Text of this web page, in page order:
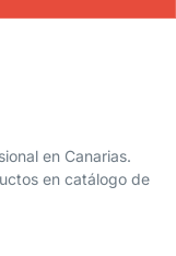
en Canarias.
en catálogo de